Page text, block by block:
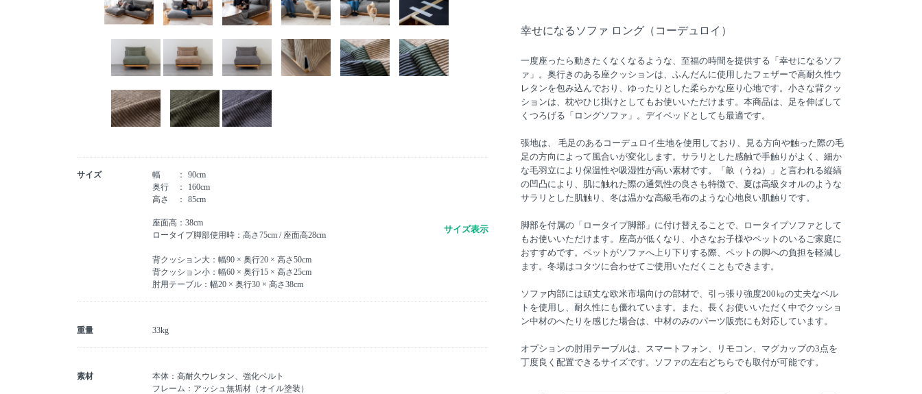
幸せになるソファ ロング（コーデュロイ）
一度座ったら動きたくなくなるような、至福の時間を提供する「幸せになるソフ
ァ」。奥行きのある座クッションは、ふんだんに使用したフェザーで高耐久性ウ
レタンを包み込んでおり、ゆったりとした柔らかな座り心地です。小さな背クッ
ションは、枕やひじ掛けとしてもお使いいただけます。本商品は、足を伸ばして
くつろげる「ロングソファ」。デイベッドとしても最適です。
張地は、 毛足のあるコーデュロイ生地を使用しており、見る方向や触った際の毛
足の方向によって風合いが変化します。サラリとした感触で手触りがよく、細か
な毛羽立により保温性や吸湿性が高い素材です。「畝（うね）」と言われる縦縞
の凹凸により、肌に触れた際の通気性の良さも特徴で、夏は高級タオルのような
サラリとした肌触り、冬は温かな高級毛布のような心地良い肌触りです。
脚部を付属の「ロータイプ脚部」に付け替えることで、ロータイプソファとして
もお使いいただけます。座高が低くなり、小さなお子様やペットのいるご家庭に
おすすめです。ペットがソファへ上り下りする際、ペットの脚への負担を軽減し
ます。冬場はコタツに合わせてご使用いただくこともできます。
ソファ内部には頑丈な欧米市場向けの部材で、引っ張り強度200㎏の丈夫なベル
トを使用し、耐久性にも優れています。また、長くお使いいただく中でクッショ
ン中材のへたりを感じた場合は、中材のみのパーツ販売にも対応しています。
オプションの肘用テーブルは、スマートフォン、リモコン、マグカップの3点を
丁度良く配置できるサイズです。ソファの左右どちらでも取付が可能です。
サイズ 幅
90cm
奥行
160cm
高さ
85cm
座面高：38cm
ロータイプ脚部使用時：高さ75cm / 座面高28cm
背クッション大：幅90 × 奥行20 × 高さ50cm
背クッション小：幅60 × 奥行15 × 高さ25cm
肘用テーブル：幅20 × 奥行30 × 高さ38cm
サイズ表示
重量 33kg
素材
本体：高耐久ウレタン、強化ベルト
フレーム：アッシュ無垢材（オイル塗装）